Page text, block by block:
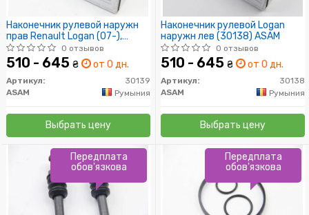
Наконечник рулевой наружн
прав Renault Logan (07-),
Sandero (08-) (30139) Asam
0 отзывов
510 - 645 ₴ от 0 дн.
Артикул:
30139
ASAM
Румыния
Выбрать цену
Наконечник рулевой Logan
наружн лев (30138) ASAM
0 отзывов
510 - 645 ₴ от 0 дн.
Артикул:
30138
ASAM
Румыния
Выбрать цену
Передплата
обов'язкова
Передплата
обов'язкова